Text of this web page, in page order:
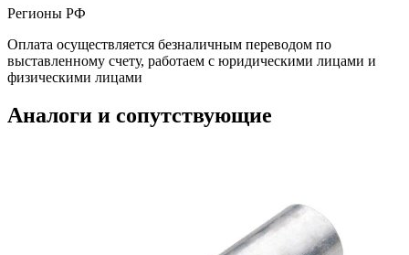
Регионы РФ
Оплата осуществляется безналичным переводом по
выставленному счету, работаем с юридическими лицами и
физическими лицами
Аналоги и сопутствующие